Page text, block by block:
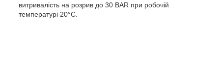
витривалість на розрив до 30 BAR при робочій
температурі 20°C.